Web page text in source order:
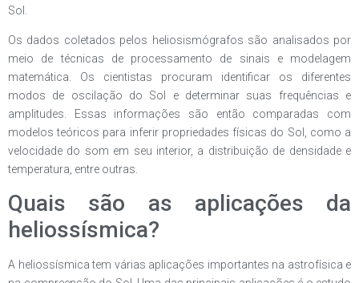
Sol.
Os dados coletados pelos heliosismógrafos são analisados por
meio de técnicas de processamento de sinais e modelagem
matemática. Os cientistas procuram identificar os diferentes
modos de oscilação do Sol e determinar suas frequências e
amplitudes. Essas informações são então comparadas com
modelos teóricos para inferir propriedades físicas do Sol, como a
velocidade do som em seu interior, a distribuição de densidade e
temperatura, entre outras.
Quais são as aplicações da
heliossísmica?
A heliossísmica tem várias aplicações importantes na astrofísica e